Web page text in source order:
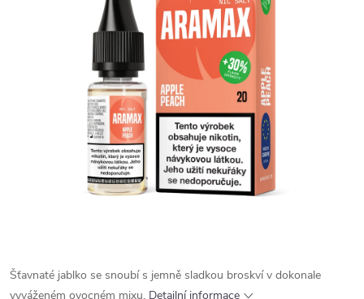
Šťavnaté jablko se snoubí s jemně sladkou broskví v dokonale
vyváženém ovocném mixu. Detailní informace